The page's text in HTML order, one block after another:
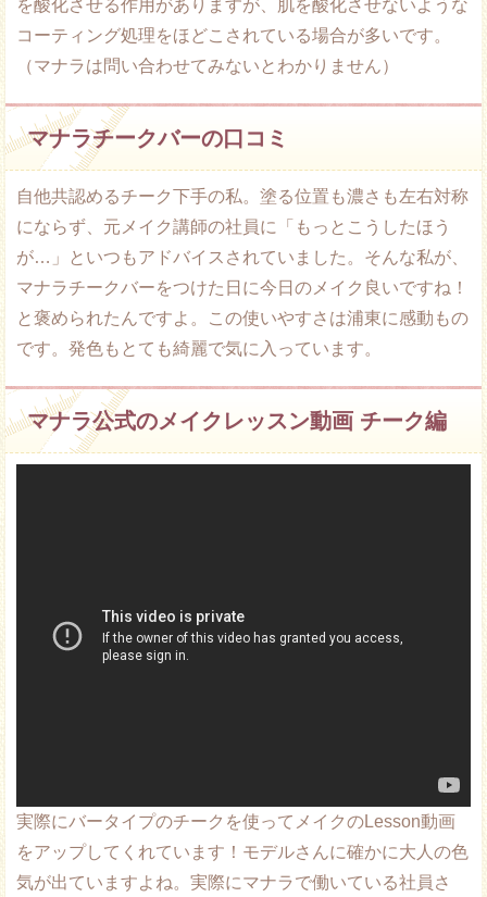
を酸化させる作用がありますが、肌を酸化させないような
コーティング処理をほどこされている場合が多いです。
（マナラは問い合わせてみないとわかりません）
マナラチークバーの口コミ
自他共認めるチーク下手の私。塗る位置も濃さも左右対称
にならず、元メイク講師の社員に「もっとこうしたほう
が…」といつもアドバイスされていました。そんな私が、
マナラチークバーをつけた日に今日のメイク良いですね！
と褒められたんですよ。この使いやすさは浦東に感動もの
です。発色もとても綺麗で気に入っています。
マナラ公式のメイクレッスン動画 チーク編
実際にバータイプのチークを使ってメイクのLesson動画
をアップしてくれています！モデルさんに確かに大人の色
気が出ていますよね。実際にマナラで働いている社員さ